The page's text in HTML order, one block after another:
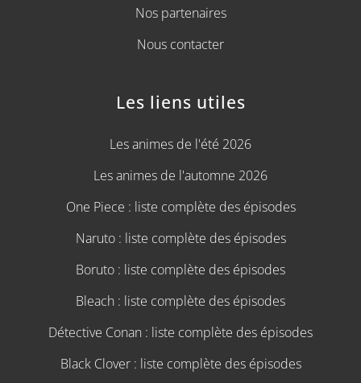
Nos partenaires
Nous contacter
Les liens utiles
Les animes de l'été 2026
Les animes de l'automne 2026
One Piece : liste complète des épisodes
Naruto : liste complète des épisodes
Boruto : liste complète des épisodes
Bleach : liste complète des épisodes
Détective Conan : liste complète des épisodes
Black Clover : liste complète des épisodes